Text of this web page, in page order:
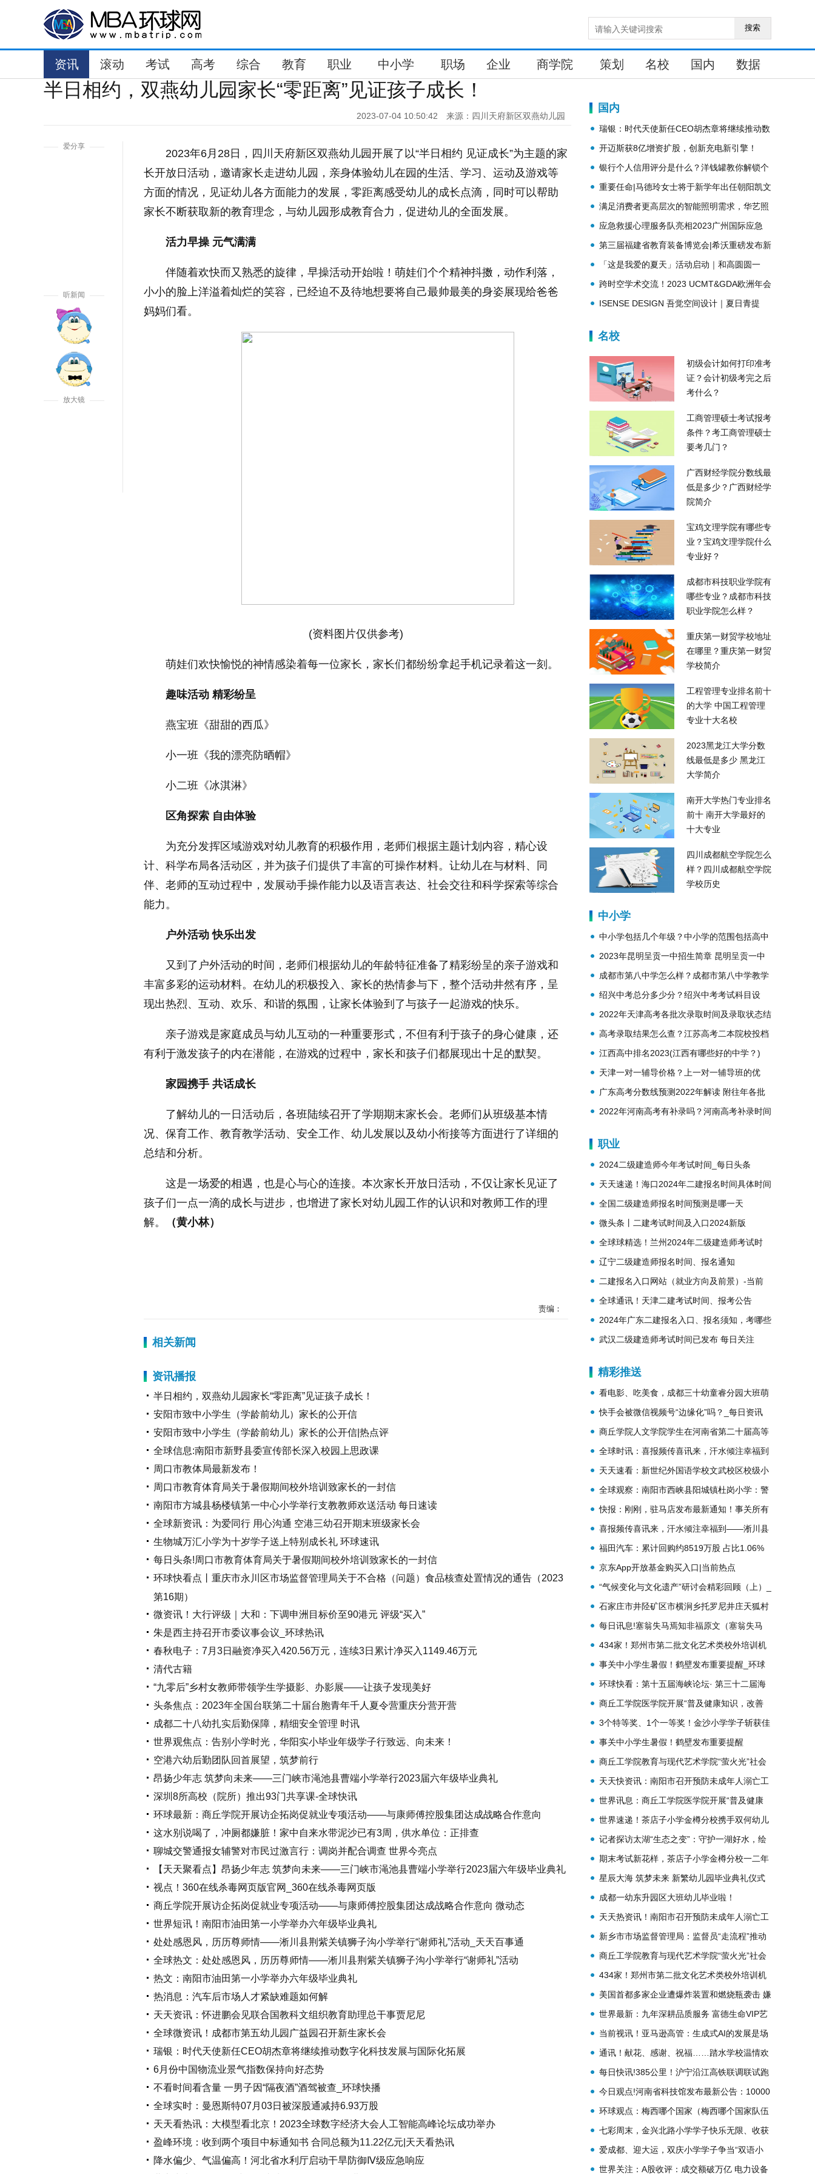
搜索
资讯 滚动 考试 高考 综合 教育 职业 中小学 职场 企业 商学院 策划 名校 国内 数据
半日相约，双燕幼儿园家长“零距离”见证孩子成长！
2023-07-04 10:50:42 来源：四川天府新区双燕幼儿园
爱分享
听新闻
放大镜
2023年6月28日，四川天府新区双燕幼儿园开展了以“半日相约 见证成长”为主题的家
长开放日活动，邀请家长走进幼儿园，亲身体验幼儿在园的生活、学习、运动及游戏等
方面的情况，见证幼儿各方面能力的发展，零距离感受幼儿的成长点滴，同时可以帮助
家长不断获取新的教育理念，与幼儿园形成教育合力，促进幼儿的全面发展。
活力早操 元气满满
伴随着欢快而又熟悉的旋律，早操活动开始啦！萌娃们个个精神抖擞，动作利落，
小小的脸上洋溢着灿烂的笑容，已经迫不及待地想要将自己最帅最美的身姿展现给爸爸
妈妈们看。
(资料图片仅供参考)
萌娃们欢快愉悦的神情感染着每一位家长，家长们都纷纷拿起手机记录着这一刻。
趣味活动 精彩纷呈
燕宝班《甜甜的西瓜》
小一班《我的漂亮防晒帽》
小二班《冰淇淋》
区角探索 自由体验
为充分发挥区域游戏对幼儿教育的积极作用，老师们根据主题计划内容，精心设
计、科学布局各活动区，并为孩子们提供了丰富的可操作材料。让幼儿在与材料、同
伴、老师的互动过程中，发展动手操作能力以及语言表达、社会交往和科学探索等综合
能力。
户外活动快乐出发
又到了户外活动的时间，老师们根据幼儿的年龄特征准备了精彩纷呈的亲子游戏和
丰富多彩的运动材料。在幼儿的积极投入、家长的热情参与下，整个活动井然有序，呈
现出热烈、互动、欢乐、和谐的氛围，让家长体验到了与孩子一起游戏的快乐。
亲子游戏是家庭成员与幼儿互动的一种重要形式，不但有利于孩子的身心健康，还
有利于激发孩子的内在潜能，在游戏的过程中，家长和孩子们都展现出十足的默契。
家园携手 共话成长
了解幼儿的一日活动后，各班陆续召开了学期期末家长会。老师们从班级基本情
况、保育工作、教育教学活动、安全工作、幼儿发展以及幼小衔接等方面进行了详细的
总结和分析。
这是一场爱的相遇，也是心与心的连接。本次家长开放日活动，不仅让家长见证了
孩子们一点一滴的成长与进步，也增进了家长对幼儿园工作的认识和对教师工作的理
解。
（黄小林）
责编：
相关新闻
资讯播报
半日相约，双燕幼儿园家长“零距离”见证孩子成长！
安阳市致中小学生（学龄前幼儿）家长的公开信
安阳市致中小学生（学龄前幼儿）家长的公开信|热点评
全球信息:南阳市新野县委宣传部长深入校园上思政课
周口市教体局最新发布！
周口市教育体育局关于暑假期间校外培训致家长的一封信
南阳市方城县杨楼镇第一中心小学举行支教教师欢送活动 每日速读
全球新资讯：为爱同行 用心沟通 空港三幼召开期末班级家长会
生物城万汇小学为十岁学子送上特别成长礼 环球速讯
每日头条!周口市教育体育局关于暑假期间校外培训致家长的一封信
环球快看点丨重庆市永川区市场监督管理局关于不合格（问题）食品核查处置情况的通告（2023
第16期）
微资讯！大行评级｜大和：下调申洲目标价至90港元 评级“买入”
朱是西主持召开市委议事会议_环球热讯
春秋电子：7月3日融资净买入420.56万元，连续3日累计净买入1149.46万元
清代古籍
“九零后”乡村女教师带领学生学摄影、办影展——让孩子发现美好
头条焦点：2023年全国台联第二十届台胞青年千人夏令营重庆分营开营
成都二十八幼扎实后勤保障，精细安全管理 时讯
世界观焦点：告别小学时光，华阳实小毕业年级学子行致远、向未来！
空港六幼后勤团队回首展望，筑梦前行
昂扬少年志 筑梦向未来——三门峡市渑池县曹端小学举行2023届六年级毕业典礼
深圳8所高校（院所）推出93门共享课-全球快讯
环球最新：商丘学院开展访企拓岗促就业专项活动——与康师傅控股集团达成战略合作意向
这水别说喝了，冲厕都嫌脏！家中自来水带泥沙已有3周，供水单位：正排查
聊城交警通报女辅警对市民过激言行：调岗并配合调查 世界今亮点
【天天聚看点】昂扬少年志 筑梦向未来——三门峡市渑池县曹端小学举行2023届六年级毕业典礼
视点！360在线杀毒网页版官网_360在线杀毒网页版
商丘学院开展访企拓岗促就业专项活动——与康师傅控股集团达成战略合作意向 微动态
世界短讯！南阳市油田第一小学举办六年级毕业典礼
处处感恩风，历历尊师情——淅川县荆紫关镇狮子沟小学举行“谢师礼”活动_天天百事通
全球热文：处处感恩风，历历尊师情——淅川县荆紫关镇狮子沟小学举行“谢师礼”活动
热文：南阳市油田第一小学举办六年级毕业典礼
热消息：汽车后市场人才紧缺难题如何解
天天资讯：怀进鹏会见联合国教科文组织教育助理总干事贾尼尼
全球微资讯！成都市第五幼儿园广益园召开新生家长会
瑞银：时代天使新任CEO胡杰章将继续推动数字化科技发展与国际化拓展
6月份中国物流业景气指数保持向好态势
不看时间看含量 一男子因“隔夜酒”酒驾被查_环球快播
全球实时：曼恩斯特07月03日被深股通减持6.93万股
天天看热讯：大模型看北京！2023全球数字经济大会人工智能高峰论坛成功举办
盈峰环境：收到两个项目中标通知书 合同总额为11.22亿元|天天看热讯
降水偏少、气温偏高！河北省水利厅启动干旱防御Ⅳ级应急响应
国内
瑞银：时代天使新任CEO胡杰章将继续推动数
字化科技发展与国际化拓展
开迈斯获8亿增资扩股，创新充电新引擎！
银行个人信用评分是什么？洋钱罐教你解锁个
人征信“新玩法”
重要任命|马德玲女士将于新学年出任朝阳凯文
校长
满足消费者更高层次的智能照明需求，华艺照
明做对了什么
应急救援心理服务队亮相2023广州国际应急
展！圆心谱持续构建应急救援"心"模式
第三届福建省教育装备博览会|希沃重磅发布新
品，助力教育数字化转型
「这是我爱的夏天」活动启动｜和高圆圆一
起，开启夏日新体验
跨时空学术交流！2023 UCMT&GDA欧洲年会
暨上海管理科学日内瓦论坛盛大开幕！
ISENSE DESIGN 吾觉空间设计｜夏日青提
名校
初级会计如何打印准考
证？会计初级考完之后
考什么？
工商管理硕士考试报考
条件？考工商管理硕士
要考几门？
广西财经学院分数线最
低是多少？广西财经学
院简介
宝鸡文理学院有哪些专
业？宝鸡文理学院什么
专业好？
成都市科技职业学院有
哪些专业？成都市科技
职业学院怎么样？
重庆第一财贸学校地址
在哪里？重庆第一财贸
学校简介
工程管理专业排名前十
的大学 中国工程管理
专业十大名校
2023黑龙江大学分数
线最低是多少 黑龙江
大学简介
南开大学热门专业排名
前十 南开大学最好的
十大专业
四川成都航空学院怎么
样？四川成都航空学院
学校历史
中小学
中小学包括几个年级？中小学的范围包括高中
吗？
2023年昆明呈贡一中招生简章 昆明呈贡一中
简介
成都市第八中学怎么样？成都市第八中学教学
理念？
绍兴中考总分多少分？绍兴中考考试科目设
置？
2022年天津高考各批次录取时间及录取状态结
果查询
高考录取结果怎么查？江苏高考二本院校投档
线公布
江西高中排名2023(江西有哪些好的中学？)
天津一对一辅导价格？上一对一辅导班的优
势？
广东高考分数线预测2022年解读 附往年各批
次分数线
2022年河南高考有补录吗？河南高考补录时间
职业
2024二级建造师今年考试时间_每日头条
天天速递！海口2024年二建报名时间具体时间
安排一览表
全国二级建造师报名时间预测是哪一天
微头条丨二建考试时间及入口2024新版
全球球精选！兰州2024年二级建造师考试时
间、考试政策，培训机构有哪些
辽宁二级建造师报名时间、报名通知
二建报名入口网站（就业方向及前景）-当前
播报
全球通讯！天津二建考试时间、报考公告
（2024年批次），证书含金量高吗
2024年广东二建报名入口、报名须知，考哪些
内容_看热讯
武汉二级建造师考试时间已发布 每日关注
精彩推送
看电影、吃美食，成都三十幼童睿分园大班萌
娃毕业啦！_环球观速讯
快手会被微信视频号“边缘化”吗？_每日资讯
商丘学院人文学院学生在河南省第二十届高等
学校师范类专业毕业生教学技能比赛中喜获佳
绩 速讯
全球时讯：喜报频传喜讯来，汗水倾注幸福到
——淅川县荆紫关镇狮子沟小学在全镇非毕业
班素质考评中喜获佳绩
天天速看：新世纪外国语学校文武校区校级小
课题开题论证会顺利召开
全球观察：南阳市西峡县阳城镇杜岗小学：警
校共育筑牢交通“安全墙”
快报：刚刚，驻马店发布最新通知！事关所有
中小学生
喜报频传喜讯来，汗水倾注幸福到——淅川县
荆紫关镇狮子沟小学在全镇非毕业班素质考评
中喜获佳绩_全球聚焦
福田汽车：累计回购约8519万股 占比1.06%
全球热讯
京东App开放基金购买入口|当前热点
“气候变化与文化遗产”研讨会精彩回顾（上）_
当前独家
石家庄市井陉矿区市横涧乡托罗尼井庄天狐村
每日讯息!塞翁失马焉知非福原文（塞翁失马
焉知非福）
434家！郑州市第二批文化艺术类校外培训机
构白名单发布→
事关中小学生暑假！鹤壁发布重要提醒_环球
观察
环球快看：第十五届海峡论坛· 第三十二届海
峡两岸关帝文化旅游节暨东山关帝文化纪录片
发布仪式
商丘工学院医学院开展“普及健康知识，改善
生活习惯”暑期社会实践活动-新消息
3个特等奖、1个一等奖！金沙小学学子斩获佳
绩！-消息
事关中小学生暑假！鹤壁发布重要提醒
商丘工学院教育与现代艺术学院“萤火光”社会
实践团开展“呵护留守儿童，折出快乐童年”折
纸活动
天天快资讯：南阳市召开预防未成年人溺亡工
作会议
世界讯息：商丘工学院医学院开展“普及健康
知识，改善生活习惯”暑期社会实践活动
世界速递！茶店子小学金樽分校携手双何幼儿
园开展联合教研活动
记者探访太湖“生态之变”：守护一湖好水，绘
就太湖新画卷-快消息
期末考试新花样，茶店子小学金樽分校一二年
级学子自信闯关
星辰大海 筑梦未来 新繁幼儿园毕业典礼仪式
感满满
成都一幼东升园区大班幼儿毕业啦！
天天热资讯！南阳市召开预防未成年人溺亡工
作会议
新乡市市场监督管理局：监督员“走流程”推动
营商环境再升级_天天新消息
商丘工学院教育与现代艺术学院“萤火光”社会
实践团开展“呵护留守儿童，折出快乐童年”折
纸活动
434家！郑州市第二批文化艺术类校外培训机
构白名单发布→ 天天快消息
美国首都多家企业遭爆炸装置和燃烧瓶袭击 嫌
疑人仍下落不明_天天最资讯
世界最新：九年深耕品质服务 富德生命VIP艺
术季与十四万客户“艺”路展风采
当前视讯！亚马逊高管：生成式AI的发展是场
马拉松 比赛才刚刚开始
通讯！献花、感谢、祝福……踏水学校温情欢
送两位退休教师！
每日快讯!385公里！沪宁沿江高铁联调联试跑
出最高试验时速
今日观点!河南省科技馆发布最新公告：10000
张！
环球观点：梅西哪个国家（梅西哪个国家队伍
排队最久）
七彩周末，金兴北路小学学子快乐无限、收获
满满-当前关注
爱成都、迎大运，双庆小学学子争当“双语小
记者”！ 世界快播报
世界关注：A股收评：成交额破万亿 电力设备